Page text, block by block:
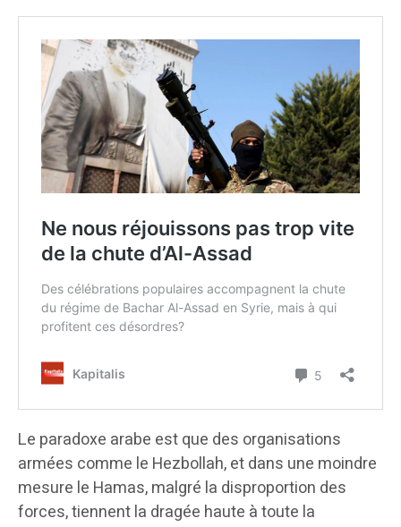
Le paradoxe arabe est que des organisations
armées comme le Hezbollah, et dans une moindre
mesure le Hamas, malgré la disproportion des
forces, tiennent la dragée haute à toute la